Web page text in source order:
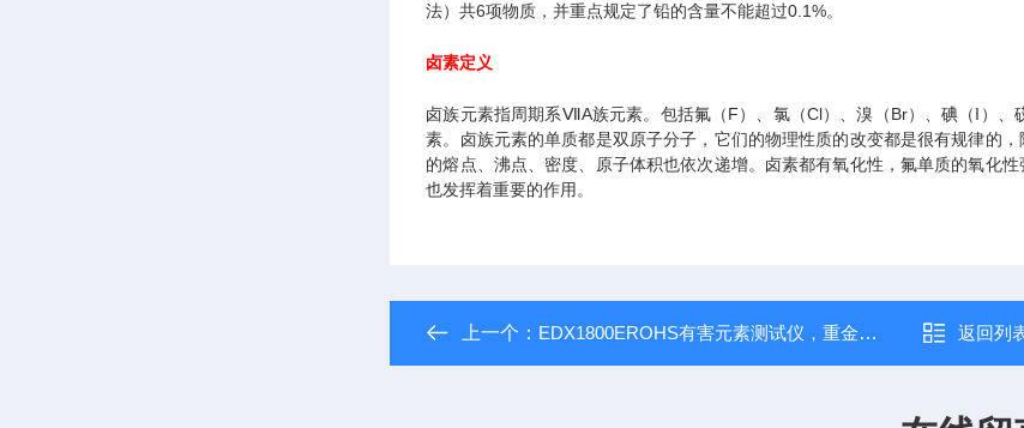
法）共6项物质，并重点规定了铅的含量不能超过0.1%。
卤素定义
卤族元素指周期系ⅦA族元素。包括氟（F）、氯（Cl）、溴（Br）、碘（I）
素。卤族元素的单质都是双原子分子，它们的物理性质的改变都是很有规律的
的熔点、沸点、密度、原子体积也依次递增。卤素都有氧化性，氟单质的氧化
也发挥着重要的作用。
上一个： EDX1800EROHS有害元素测试仪，重金属检测仪 返回列